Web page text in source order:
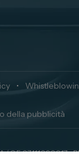
•
della pubblicità
/ C.F. 07411090017 -